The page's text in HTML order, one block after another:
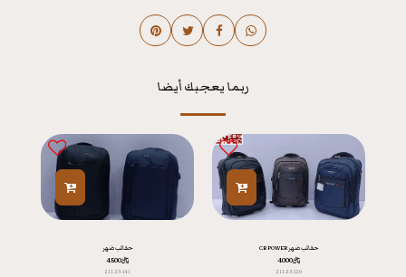
ربما يعجبك أيضا
حقائب ضهر CB POWER
4000﷼
211-23-126
حقائب ضهر
4500﷼
211-23-141